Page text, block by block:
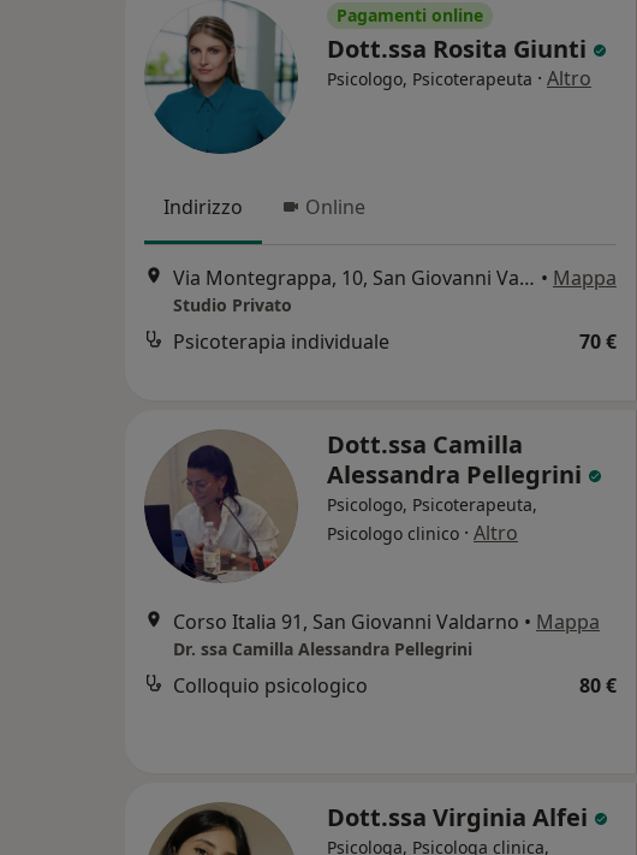
Pagamenti online
Dott.ssa Rosita Giunti
Psicologo, Psicoterapeuta · Altro
Indirizzo Online
Via Montegrappa, 10, San Giovanni Valdarno • Mappa
Studio Privato
Psicoterapia individuale 70 €
Dott.ssa Camilla
Alessandra Pellegrini
Psicologo, Psicoterapeuta,
Psicologo clinico · Altro
Corso Italia 91, San Giovanni Valdarno • Mappa
Dr. ssa Camilla Alessandra Pellegrini
Colloquio psicologico 80 €
Dott.ssa Virginia Alfei
Psicologa, Psicologa clinica,